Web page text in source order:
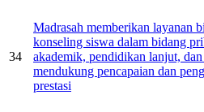
34
Madrasah memberikan layanan
konseling siswa dalam bidang
akademik, pendidikan lanjut,
mendukung pencapaian dan
prestasi